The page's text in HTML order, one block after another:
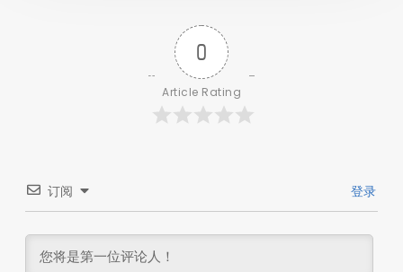
0
Article Rating
订阅 登录